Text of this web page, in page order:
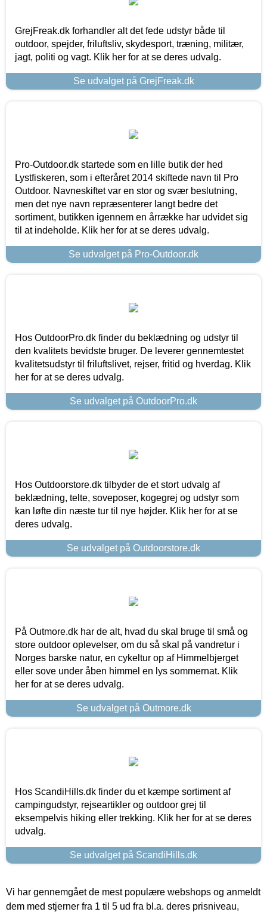
GrejFreak.dk forhandler alt det fede udstyr både til
outdoor, spejder, friluftsliv, skydesport, træning, militær,
jagt, politi og vagt. Klik her for at se deres udvalg.
Se udvalget på GrejFreak.dk
Pro-Outdoor.dk startede som en lille butik der hed
Lystfiskeren, som i efteråret 2014 skiftede navn til Pro
Outdoor. Navneskiftet var en stor og svær beslutning,
men det nye navn repræsenterer langt bedre det
sortiment, butikken igennem en årrække har udvidet sig
til at indeholde. Klik her for at se deres udvalg.
Se udvalget på Pro-Outdoor.dk
Hos OutdoorPro.dk finder du beklædning og udstyr til
den kvalitets bevidste bruger. De leverer gennemtestet
kvalitetsudstyr til friluftslivet, rejser, fritid og hverdag. Klik
her for at se deres udvalg.
Se udvalget på OutdoorPro.dk
Hos Outdoorstore.dk tilbyder de et stort udvalg af
beklædning, telte, soveposer, kogegrej og udstyr som
kan løfte din næste tur til nye højder. Klik her for at se
deres udvalg.
Se udvalget på Outdoorstore.dk
På Outmore.dk har de alt, hvad du skal bruge til små og
store outdoor oplevelser, om du så skal på vandretur i
Norges barske natur, en cykeltur op af Himmelbjerget
eller sove under åben himmel en lys sommernat. Klik
her for at se deres udvalg.
Se udvalget på Outmore.dk
Hos ScandiHills.dk finder du et kæmpe sortiment af
campingudstyr, rejseartikler og outdoor grej til
eksempelvis hiking eller trekking. Klik her for at se deres
udvalg.
Se udvalget på ScandiHills.dk
Vi har gennemgået de mest populære webshops og anmeldt
dem med stjerner fra 1 til 5 ud fra bl.a. deres prisniveau,